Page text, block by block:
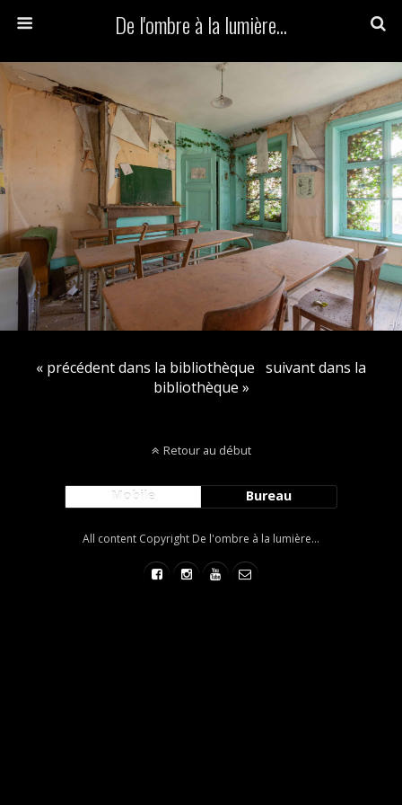
De l'ombre à la lumière...
« précédent dans la bibliothèque suivant dans la
bibliothèque »
Retour au début
Mobile Bureau
All content Copyright De l'ombre à la lumière...